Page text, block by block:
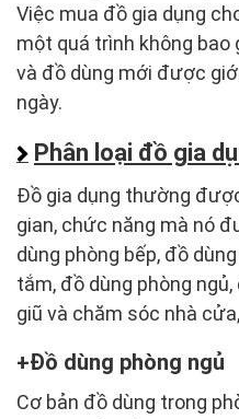
Việc mua đồ gia dụng
một quá trình không
và đồ dùng mới được
ngày.
Phân loại đồ gia
Đồ gia dụng thường
gian, chức năng mà nó
dùng phòng bếp, đồ
tắm, đồ dùng phòng
giũ và chăm sóc nhà
Đồ dùng phòng ngủ
Cơ bản đồ dùng trong